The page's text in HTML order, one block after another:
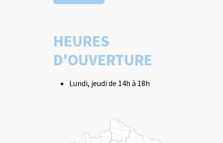
HEURES
D'OUVERTURE
Lundi, jeudi de 14h à 18h